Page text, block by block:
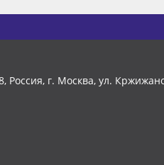
Россия, г. Москва, ул.